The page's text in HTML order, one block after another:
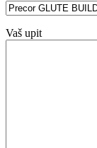
Vaš upit